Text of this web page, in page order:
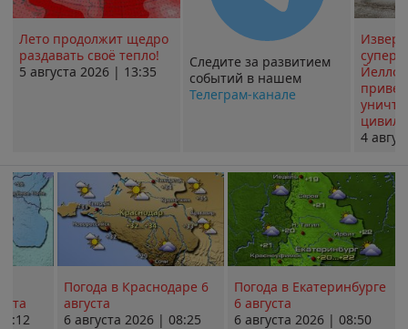
Лето продолжит щедро
раздавать своё тепло!
5 августа 2026 | 13:35
Следите за развитием
событий в нашем
Телеграм-канале
4
Погода в Краснодаре 6
августа
6 августа 2026 | 08:25
Погода в Екатеринбурге
6 августа
6 августа 2026 | 08:50